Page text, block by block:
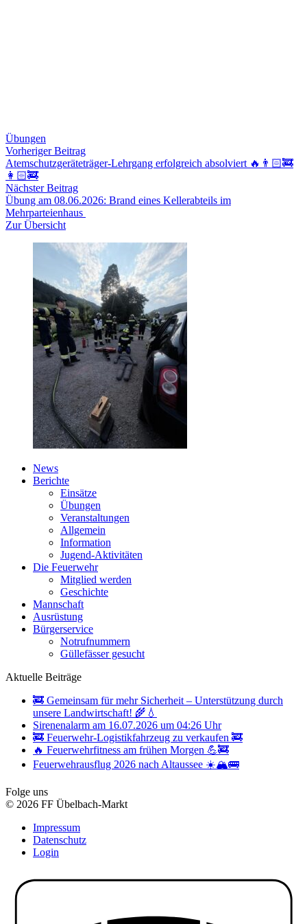
Übungen
Beitragsnavigation
Vorheriger BeitragVorheriger
Beitrag:
Atemschutzgeräteträger-Lehrgang erfolgreich absolviert 🔥👨🏻‍🚒
👩🏻‍🚒
Nächster BeitragNächster
Beitrag:
Übung am 08.06.2026: Brand eines Kellerabteils im
Mehrparteienhaus
Zur Übersicht
News
Berichte
Einsätze
Übungen
Veranstaltungen
Allgemein
Information
Jugend-Aktivitäten
Die Feuerwehr
Mitglied werden
Geschichte
Mannschaft
Ausrüstung
Bürgerservice
Notrufnummern
Güllefässer gesucht
Aktuelle Beiträge
🚒 Gemeinsam für mehr Sicherheit – Unterstützung durch
unsere Landwirtschaft! 🌾💧
Sirenenalarm am 16.07.2026 um 04:26 Uhr
🚒 Feuerwehr-Logistikfahrzeug zu verkaufen 🚒
🔥 Feuerwehrfitness am frühen Morgen 💪🚒
Feuerwehrausflug 2026 nach Altaussee ☀️🏔️🚌
Folge uns
© 2026 FF Übelbach-Markt
Impressum
Datenschutz
Login